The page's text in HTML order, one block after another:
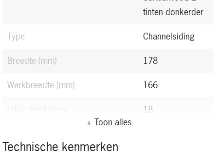
tinten donkerder
Type
Channelsiding
Breedte (mm)
178
Werkbreedte (mm)
166
Dikte (mm)
18
+ Toon alles
Technische kenmerken